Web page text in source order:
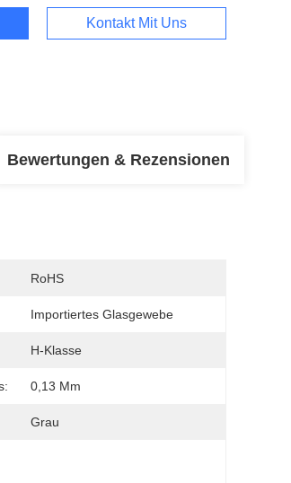
Kontakt Mit Uns
Bewertungen & Rezensionen
RoHS
Importiertes Glasgewebe
H-Klasse
0,13 Mm
Grau